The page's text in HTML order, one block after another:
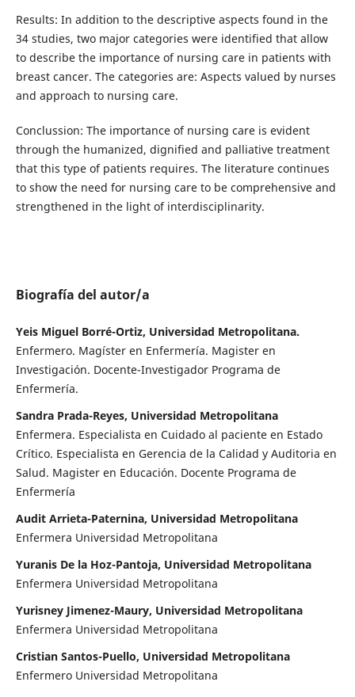
Results: In addition to the descriptive aspects found in the
34 studies, two major categories were identified that allow
to describe the importance of nursing care in patients with
breast cancer. The categories are: Aspects valued by nurses
and approach to nursing care.
Conclussion: The importance of nursing care is evident
through the humanized, dignified and palliative treatment
that this type of patients requires. The literature continues
to show the need for nursing care to be comprehensive and
strengthened in the light of interdisciplinarity.
Biografía del autor/a
Yeis Miguel Borré-Ortiz, Universidad Metropolitana.
Enfermero. Magíster en Enfermería. Magister en
Investigación. Docente-Investigador Programa de
Enfermería.
Sandra Prada-Reyes, Universidad Metropolitana
Enfermera. Especialista en Cuidado al paciente en Estado
Crítico. Especialista en Gerencia de la Calidad y Auditoria en
Salud. Magister en Educación. Docente Programa de
Enfermería
Audit Arrieta-Paternina, Universidad Metropolitana
Enfermera Universidad Metropolitana
Yuranis De la Hoz-Pantoja, Universidad Metropolitana
Enfermera Universidad Metropolitana
Yurisney Jimenez-Maury, Universidad Metropolitana
Enfermera Universidad Metropolitana
Cristian Santos-Puello, Universidad Metropolitana
Enfermero Universidad Metropolitana